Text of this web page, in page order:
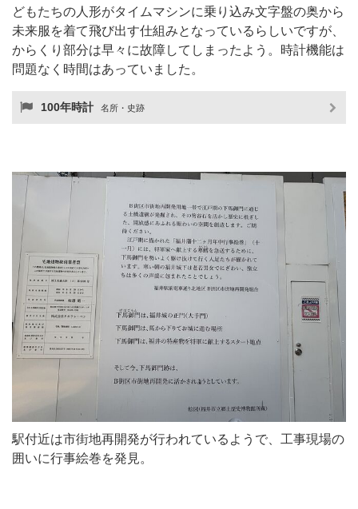
どもたちの人形がタイムマシンに乗り込み文字盤の奥から
未来服を着て飛び出す仕組みとなっているらしいですが、
からくり部分は早々に故障してしまったよう。時計機能は
問題なく時間はあっていました。
100年時計 名所・史跡
駅付近は市街地再開発が行われているようで、工事現場の
囲いに行事絵巻を発見。